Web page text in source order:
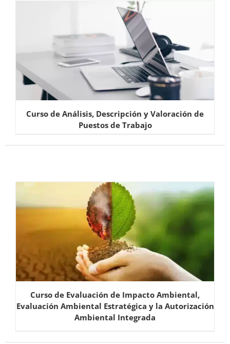
Curso de Análisis, Descripción y Valoración de
Puestos de Trabajo
Curso de Evaluación de Impacto Ambiental,
Evaluación Ambiental Estratégica y la Autorización
Ambiental Integrada